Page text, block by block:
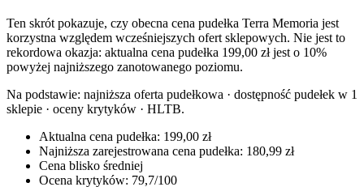
Ten skrót pokazuje, czy obecna cena pudełka Terra Memoria jest
korzystna względem wcześniejszych ofert sklepowych. Nie jest to
rekordowa okazja: aktualna cena pudełka 199,00 zł jest o 10%
powyżej najniższego zanotowanego poziomu.
Na podstawie: najniższa oferta pudełkowa · dostępność pudełek w 1
sklepie · oceny krytyków · HLTB.
Aktualna cena pudełka: 199,00 zł
Najniższa zarejestrowana cena pudełka: 180,99 zł
Cena blisko średniej
Ocena krytyków: 79,7/100